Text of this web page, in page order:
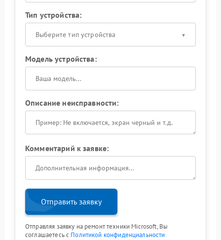
Тип устройства:
Выберите тип устройства
Модель устройства:
Описание неисправности:
Комментарий к заявке:
Отправить заявку
Отправляя заявку на ремонт техники Microsoft, Вы
соглашаетесь с Политикой конфиденциальности